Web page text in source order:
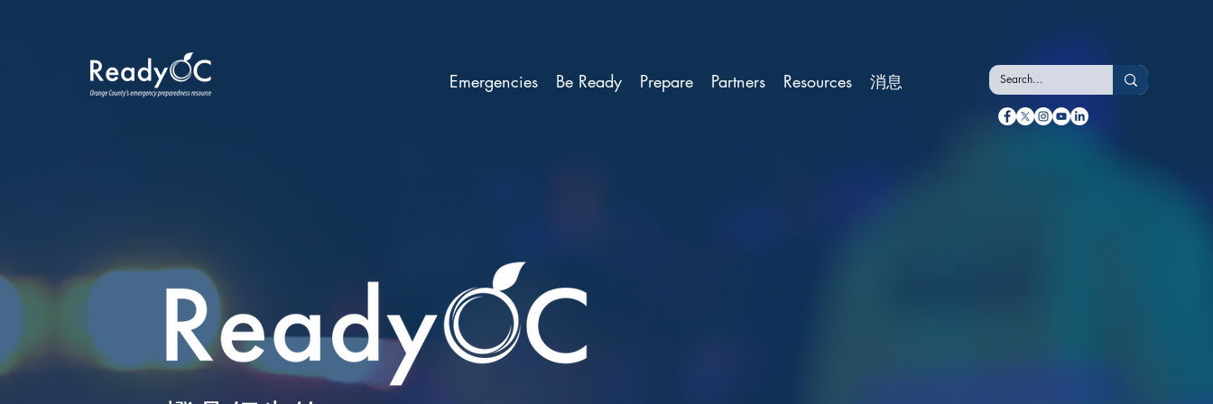
Emergencies Be Ready Prepare Partners Resources 消息